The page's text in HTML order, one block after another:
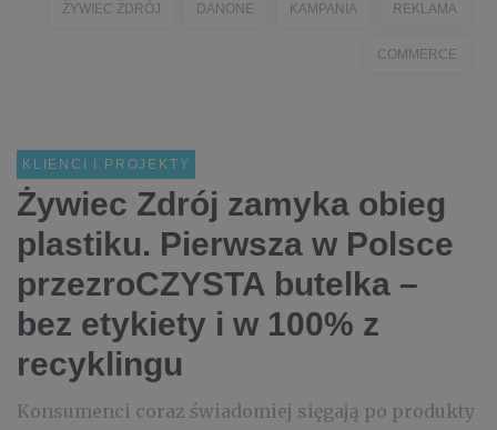
ŻYWIEC ZDRÓJ DANONE KAMPANIA REKLAMA
COMMERCE
KLIENCI I PROJEKTY
Żywiec Zdrój zamyka obieg
plastiku. Pierwsza w Polsce
przezroCZYSTA butelka –
bez etykiety i w 100% z
recyklingu
Konsumenci coraz świadomiej sięgają po produkty